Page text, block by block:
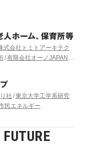
ホーム、保育所等
式会社トミトアーキテク
有限会社オーノJAPAN
社 東京大学工学系研究
民エネルギー